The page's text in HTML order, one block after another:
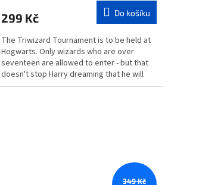
299 Kč Do košíku
The Triwizard Tournament is to be held at
Hogwarts. Only wizards who are over
seventeen are allowed to enter - but that
doesn't stop Harry dreaming that he will
win the...
349 Kč